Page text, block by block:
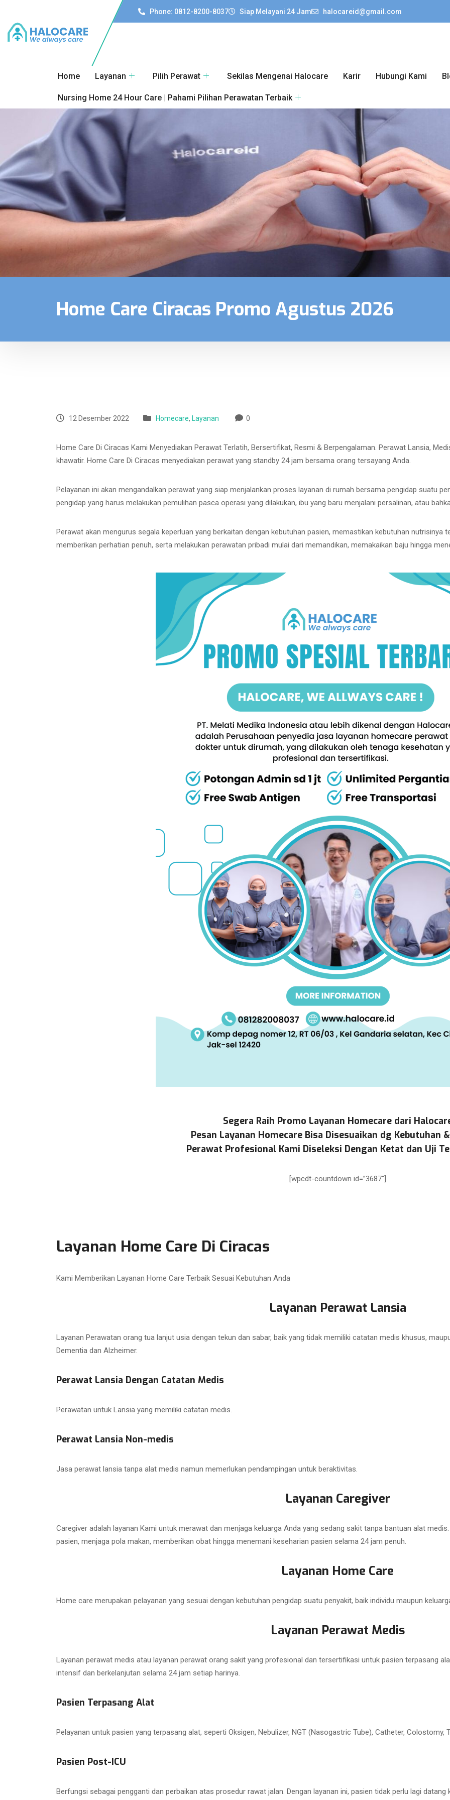
Phone: 0812-8200-8037 Siap Melayani 24 Jam halocareid@gmail.com
Home Layanan Pilih Perawat Sekilas Mengenai Halocare Karir Hubungi Kami
Nursing Home 24 Hour Care | Pahami Pilihan Perawatan Terbaik
Home Care Ciracas Promo Agustus 2026
12 Desember 2022 Homecare, Layanan 0
Home Care Di Ciracas Kami Menyediakan Perawat Terlatih, Bersertifikat, Resmi & Berpengalaman. Perawat Lansia,
khawatir. Home Care Di Ciracas menyediakan perawat yang standby 24 jam bersama orang tersayang Anda.
Pelayanan ini akan mengandalkan perawat yang siap menjalankan proses layanan di rumah bersama pengidap suatu
pengidap yang harus melakukan pemulihan pasca operasi yang dilakukan, ibu yang baru menjalani persalinan, atau
Perawat akan mengurus segala keperluan yang berkaitan dengan kebutuhan pasien, memastikan kebutuhan nutrisinya
memberikan perhatian penuh, serta melakukan perawatan pribadi mulai dari memandikan, memakaikan baju hingga
Segera Raih Promo Layanan Homecare dari
Pesan Layanan Homecare Bisa Disesuaikan dg Kebutuhan
Perawat Profesional Kami Diseleksi Dengan Ketat dan Uji
[wpcdt-countdown id=”3687″]
Layanan Home Care Di Ciracas
Kami Memberikan Layanan Home Care Terbaik Sesuai Kebutuhan Anda
Layanan Perawat Lansia
Layanan Perawatan orang tua lanjut usia dengan tekun dan sabar, baik yang tidak memiliki catatan medis khusus,
Dementia dan Alzheimer.
Perawat Lansia Dengan Catatan Medis
Perawatan untuk Lansia yang memiliki catatan medis.
Perawat Lansia Non-medis
Jasa perawat lansia tanpa alat medis namun memerlukan pendampingan untuk beraktivitas.
Layanan Caregiver
Caregiver adalah layanan Kami untuk merawat dan menjaga keluarga Anda yang sedang sakit tanpa bantuan alat
pasien, menjaga pola makan, memberikan obat hingga menemani keseharian pasien selama 24 jam penuh.
Layanan Home Care
Home care merupakan pelayanan yang sesuai dengan kebutuhan pengidap suatu penyakit, baik individu maupun
Layanan Perawat Medis
Layanan perawat medis atau layanan perawat orang sakit yang profesional dan tersertifikasi untuk pasien terpasang
intensif dan berkelanjutan selama 24 jam setiap harinya.
Pasien Terpasang Alat
Pelayanan untuk pasien yang terpasang alat, seperti Oksigen, Nebulizer, NGT (Nasogastric Tube), Catheter, Colostomy,
Pasien Post-ICU
Berfungsi sebagai pengganti dan perbaikan atas prosedur rawat jalan. Dengan layanan ini, pasien tidak perlu lagi